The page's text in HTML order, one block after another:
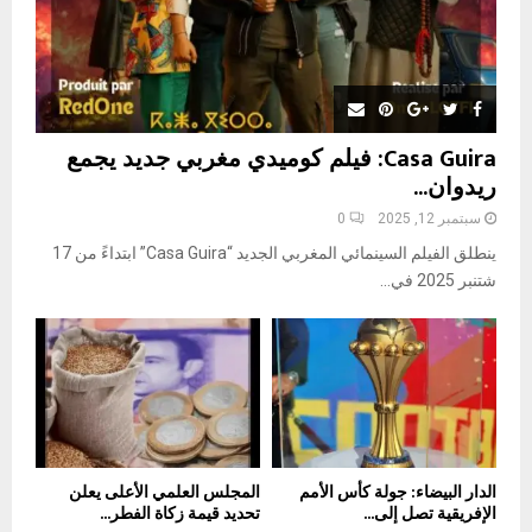
Casa Guira: فيلم كوميدي مغربي جديد يجمع
ريدوان...
سبتمبر 12, 2025 0
ينطلق الفيلم السينمائي المغربي الجديد “Casa Guira” ابتداءً من 17
شتنبر 2025 في...
المجلس العلمي الأعلى يعلن
تحديد قيمة زكاة الفطر...
الدار البيضاء: جولة كأس الأمم
الإفريقية تصل إلى...